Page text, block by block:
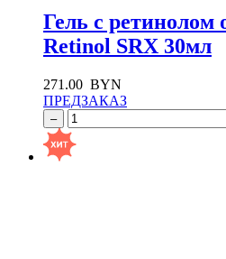
Гель с
Retinol SRX 30мл
271.00 BYN
ПРЕДЗАКАЗ
–